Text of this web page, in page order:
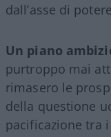
dall’asse di
Un piano
purtroppo mai
rimasero le
della questione
pacificazione tra